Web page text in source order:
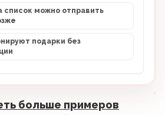
список можно отправить
подарки без
больше примеров